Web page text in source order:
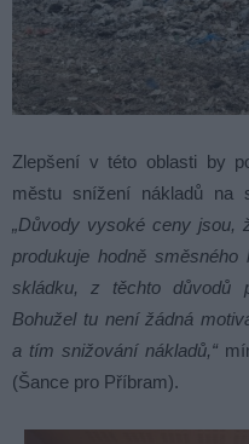
Zlepšení v této oblasti by
městu snížení nákladů na
„Důvody vysoké ceny jsou,
produkuje hodně
skládku, z těchto důvodů
Bohužel tu není žádná
a tím snižování nákladů,“
(Šance pro Příbram).